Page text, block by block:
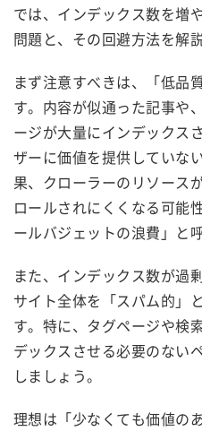
では、インデックス数を増
問題と、その回避方法を解
まず注意すべきは、「低品
す。内容が似通った記事や
ージが大量にインデックス
ザーに価値を提供していな
果、クローラーのリソース
ロールされにくくなる可能
ールバジェットの浪費」と
また、インデックス数が過
サイト全体を「スパム的」
す。特に、タグページや検
デックスさせる必要のない
しましょう。
理想は「少なくても価値の